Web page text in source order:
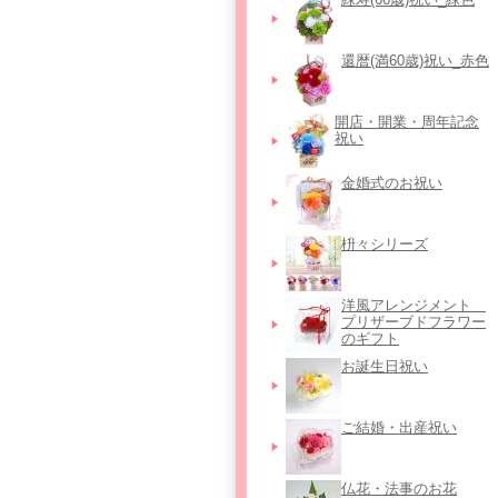
還暦(満60歳)祝い_赤色
開店・開業・周年記念
祝い
金婚式のお祝い
枡々シリーズ
洋風アレンジメント＿
プリザーブドフラワー
のギフト
お誕生日祝い
ご結婚・出産祝い
仏花・法事のお花